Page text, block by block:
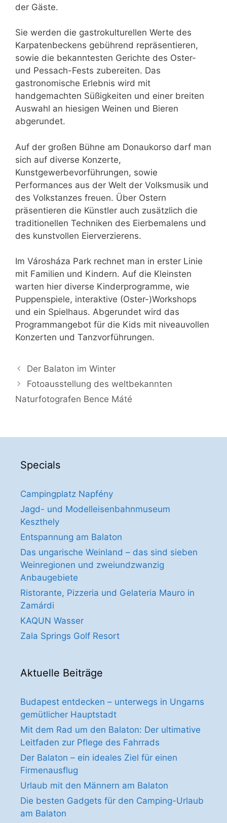
der Gäste.
Sie werden die gastrokulturellen Werte des
Karpatenbeckens gebührend repräsentieren,
sowie die bekanntesten Gerichte des Oster-
und Pessach-Fests zubereiten. Das
gastronomische Erlebnis wird mit
handgemachten Süßigkeiten und einer breiten
Auswahl an hiesigen Weinen und Bieren
abgerundet.
Auf der großen Bühne am Donaukorso darf man
sich auf diverse Konzerte,
Kunstgewerbevorführungen, sowie
Performances aus der Welt der Volksmusik und
des Volkstanzes freuen. Über Ostern
präsentieren die Künstler auch zusätzlich die
traditionellen Techniken des Eierbemalens und
des kunstvollen Eierverzierens.
Im Városháza Park rechnet man in erster Linie
mit Familien und Kindern. Auf die Kleinsten
warten hier diverse Kinderprogramme, wie
Puppenspiele, interaktive (Oster-)Workshops
und ein Spielhaus. Abgerundet wird das
Programmangebot für die Kids mit niveauvollen
Konzerten und Tanzvorführungen.
Der Balaton im Winter
Fotoausstellung des weltbekannten
Naturfotografen Bence Máté
Specials
Campingplatz Napfény
Jagd- und Modelleisenbahnmuseum
Keszthely
Entspannung am Balaton
Das ungarische Weinland – das sind sieben
Weinregionen und zweiundzwanzig
Anbaugebiete
Ristorante, Pizzeria und Gelateria Mauro in
Zamárdi
KAQUN Wasser
Zala Springs Golf Resort
Aktuelle Beiträge
Budapest entdecken – unterwegs in Ungarns
gemütlicher Hauptstadt
Mit dem Rad um den Balaton: Der ultimative
Leitfaden zur Pflege des Fahrrads
Der Balaton – ein ideales Ziel für einen
Firmenausflug
Urlaub mit den Männern am Balaton
Die besten Gadgets für den Camping-Urlaub
am Balaton